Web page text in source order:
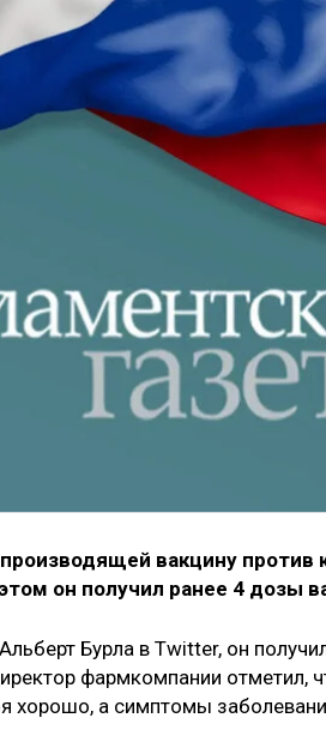
вакцину
он получил ранее 4 дозы
Бурла в Twitter, он
фармкомпании отметил,
хорошо, а симптомы